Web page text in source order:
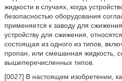
жидкости в случаях, когда
безопасностью оборудования
применяется к заводу для
устройству для сжижения,
состоящая из одного из типов,
пропан, или смешанная жидкость,
вышеперечисленных типов.
[0027] В настоящем изобретении,